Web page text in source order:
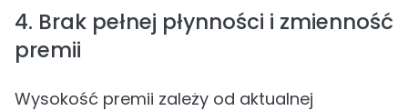
4. Brak pełnej płynności i zmienność
premii
Wysokość premii zależy od aktualnej